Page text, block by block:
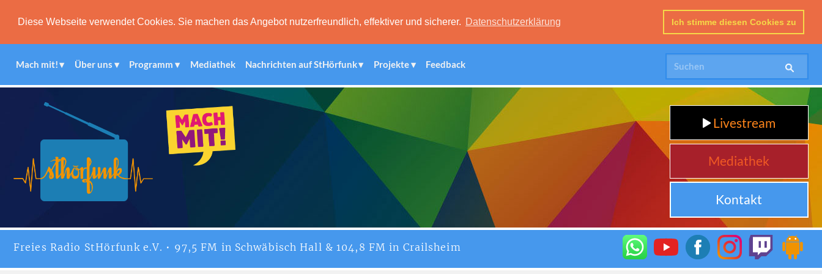
Diese Webseite verwendet Cookies. Sie machen das Angebot nutzerfreundlich, effektiver und sicherer. Datenschutzerklärung Ich stimme diesen Cookies zu
Mach mit! Über uns Programm Mediathek Nachrichten auf StHörfunk Projekte Feedback
Livestream
Mediathek
Kontakt
Freies Radio StHörfunke.V. • 97,5 FM in Schwäbisch Hall & 104,8 FM in Crailsheim